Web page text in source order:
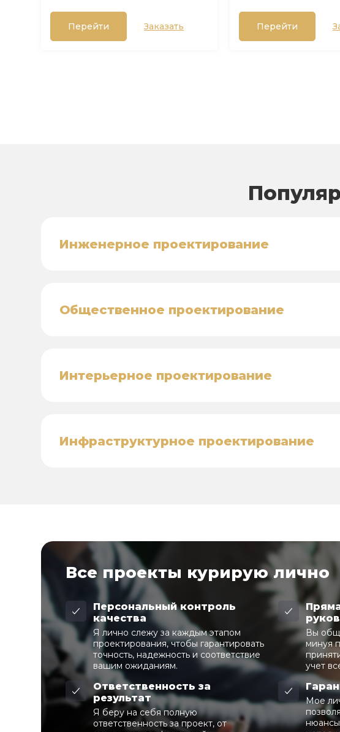
Перейти Заказать Перейти
Инженерное проектирование
Общественное проектирование
Интерьерное проектирование
Инфраструктурное проектирование
Все проекты курирую лично
Персональный контроль
качества
Я лично слежу за каждым этапом
проектирования, чтобы гарантировать
точность, надежность и соответствие
вашим ожиданиям.
Вы
минуя
учет
Ответственность за
результат
Я беру на себя полную
ответственность за проект, от
Мое